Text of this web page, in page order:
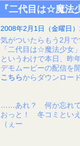
『二代目は☆魔法
2008年2月1日（金曜日
気がついたらもう2月で
「二代目は☆魔法少女
というわけで本日、昨
デモムービーの配信を
こちらからダウンロー
……あれ？ 何か忘れ
おっと！ 冬コミとい
（ぇー